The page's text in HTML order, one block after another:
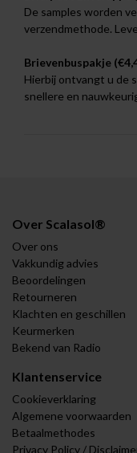
De samples worden
verzendmethode.
Brievenbuspakje
Hierbij ontvangt u de
snellere en
Over Scalasol®
Over ons
Vakkundig advies
Beoordelingen
Retourneren
Klachten en geschillen
Keurmerken
Bekend van Radio
Klantenservice
Cookieverklaring
Algemene voorwaarden
Betaalmethodes
Privacy Policy /